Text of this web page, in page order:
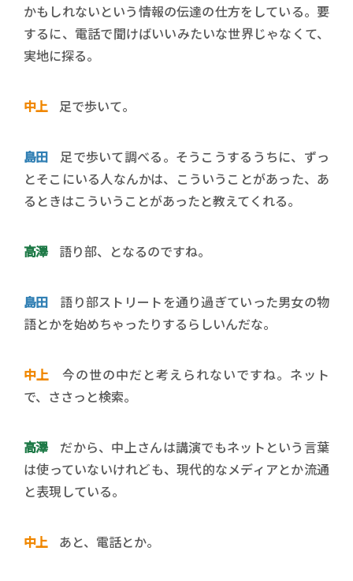
かもしれないという情報の伝達の仕方をしている。要
するに、電話で聞けばいいみたいな世界じゃなくて、
実地に探る。
中上足で歩いて。
島田足で歩いて調べる。そうこうするうちに、ずっ
とそこにいる人なんかは、こういうことがあった、あ
るときはこういうことがあったと教えてくれる。
高澤語り部、となるのですね。
島田語り部ストリートを通り過ぎていった男女の物
語とかを始めちゃったりするらしいんだな。
中上今の世の中だと考えられないですね。ネット
で、ささっと検索。
高澤だから、中上さんは講演でもネットという言葉
は使っていないけれども、現代的なメディアとか流通
と表現している。
中上あと、電話とか。